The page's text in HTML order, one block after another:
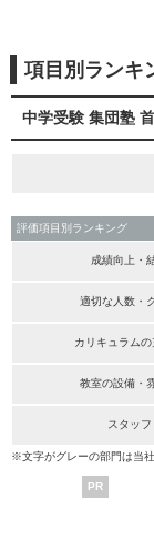
項目別ランキ
中学受験 集団塾
評価項目別ランキング
成績向上・
適切な人数・
カリキュラム
教室の設備・
スタッフ
※文字がグレーの部門は当
PR